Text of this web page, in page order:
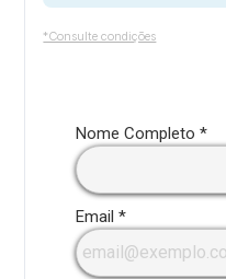
*Consulte condições